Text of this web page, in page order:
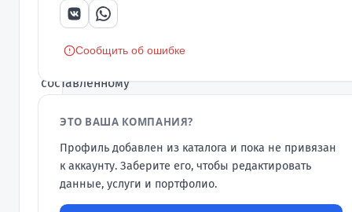
понятному
всем
составленному
"заумными"
словами.
Сообщить об ошибке
ЭТО ВАША КОМПАНИЯ?
Профиль добавлен из каталога и пока не привязан
к аккаунту. Заберите его, чтобы редактировать
данные, услуги и портфолио.